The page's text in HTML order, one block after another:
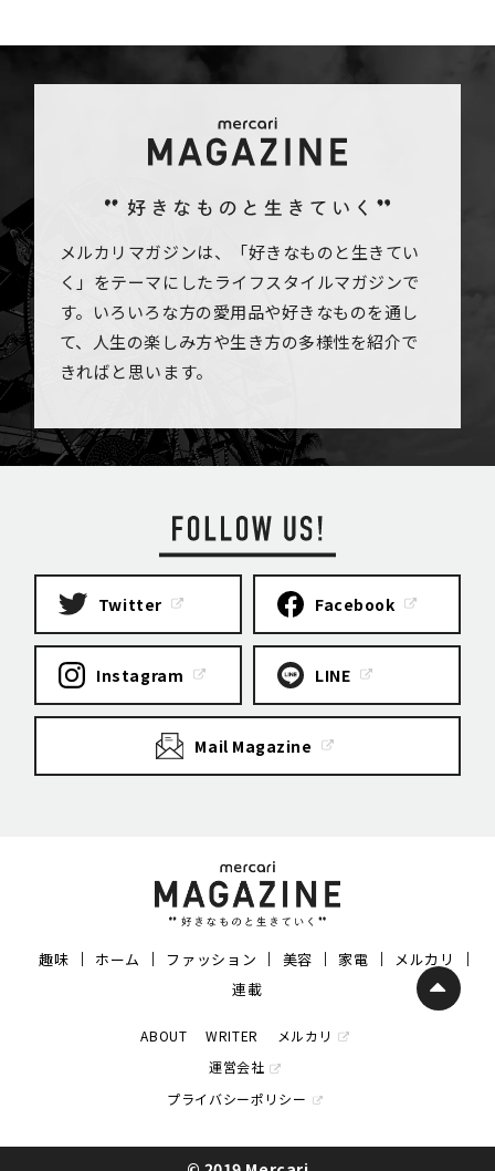
メルカリマガジンは、「好きなものと生きてい
く」をテーマにしたライフスタイルマガジンで
す。いろいろな方の愛用品や好きなものを通し
て、人生の楽しみ方や生き方の多様性を紹介で
きればと思います。
Twitter Facebook
Instagram LINE
Mail Magazine
趣味 ホーム ファッション 美容 家電
メルカリ
連載
ABOUT WRITER
メルカリ
運営会社
プライバシーポリシー